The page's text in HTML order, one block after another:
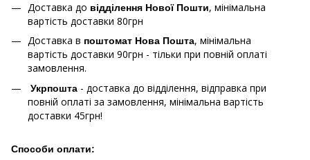
Доставка до відділення Нової Пошти, мінімальна
вартість доставки 80грн
Доставка в поштомат Нова Пошта, мінімальна
вартість доставки 90грн - тільки при повній оплаті
замовлення.
Укрпошта - доставка до відділення, відправка при
повній оплаті за замовлення, мінімальна вартість
доставки 45грн!
Способи оплати: